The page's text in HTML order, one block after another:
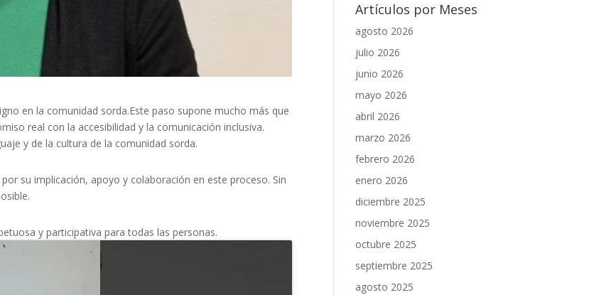
en la comunidad sorda.Este paso supone mucho más que
real con la accesibilidad y la comunicación inclusiva.
y de la cultura de la comunidad sorda.
su implicación, apoyo y colaboración en este proceso. Sin
y participativa para todas las personas.
Artículos por Meses
agosto 2026
julio 2026
junio 2026
mayo 2026
abril 2026
marzo 2026
febrero 2026
enero 2026
diciembre 2025
noviembre 2025
octubre 2025
septiembre 2025
agosto 2025